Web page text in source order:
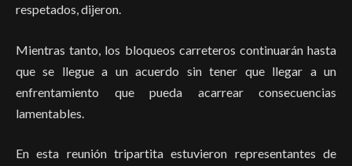
respetados, dijeron.
Mientras tanto, los bloqueos carreteros continuarán hasta
que se llegue a un acuerdo sin tener que llegar a un
enfrentamiento que pueda acarrear consecuencias
lamentables.
En esta reunión tripartita estuvieron representantes de